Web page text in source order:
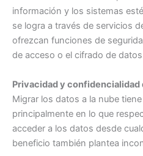
información y los sistemas
se logra a través de servicios
ofrezcan funciones de
de acceso o el cifrado de
Privacidad y confidencialidad
Migrar los datos a la nube
principalmente en lo que
acceder a los datos desde
beneficio también plantea